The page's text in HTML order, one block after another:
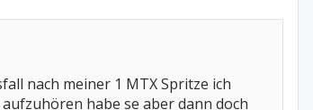
nach meiner 1 MTX Spritze ich
habe se aber dann doch